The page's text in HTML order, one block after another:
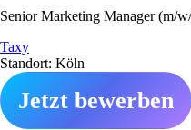
Senior Marketing Manager (m/
Taxy
Standort: Köln
Jetzt bewerben